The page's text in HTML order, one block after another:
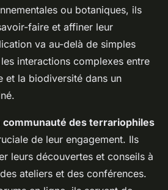
ou botaniques, ils
faire et affiner leur
va au-delà de simples
interactions complexes entre
et la biodiversité dans un
communauté des terrariophiles
de leur engagement. Ils
leurs découvertes et conseils à
ateliers et des conférences.